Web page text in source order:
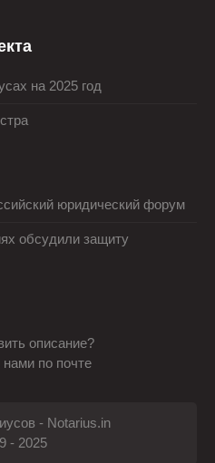
на 2025 год
юридический форум
обсудили защиту
описание?
по почте
- Notarius.in
- 2025